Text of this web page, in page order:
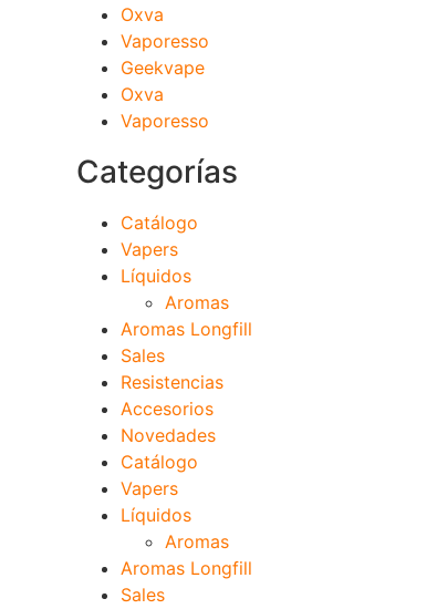
Oxva
Vaporesso
Geekvape
Oxva
Vaporesso
Categorías
Catálogo
Vapers
Líquidos
Aromas
Aromas Longfill
Sales
Resistencias
Accesorios
Novedades
Catálogo
Vapers
Líquidos
Aromas
Aromas Longfill
Sales